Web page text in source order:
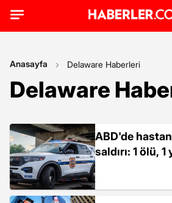
Anasayfa Delaware Haberleri
Delaware
ABD'de
saldırı: 1 ölü, 1